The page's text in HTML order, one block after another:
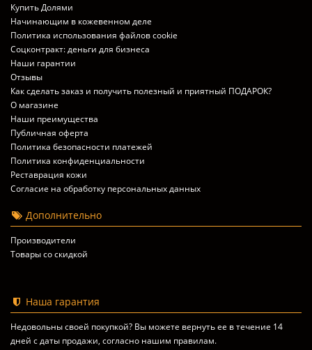
Купить Долями
Начинающим в кожевенном деле
Политика использования файлов cookie
Соцконтракт: деньги для бизнеса
Наши гарантии
Отзывы
Как сделать заказ и получить полезный и приятный ПОДАРОК?
О магазине
Наши преимущества
Публичная оферта
Политика безопасности платежей
Политика конфиденциальности
Реставрация кожи
Согласие на обработку персональных данных
Дополнительно
Производители
Товары со скидкой
Наша гарантия
Недовольны своей покупкой? Вы можете вернуть ее в течение 14
дней с даты продажи, согласно нашим правилам.